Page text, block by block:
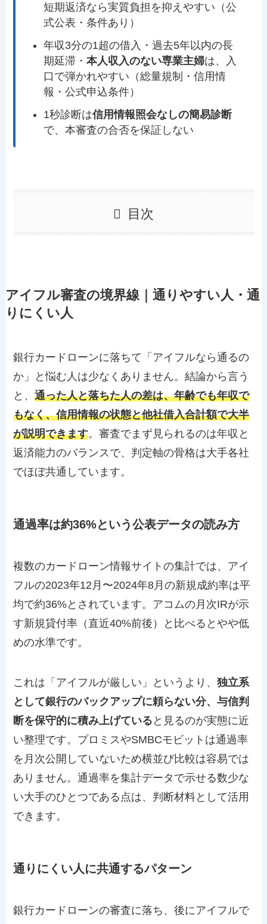
短期返済なら実質負担を抑えやすい（公
式公表・条件あり）
年収3分の1超の借入・過去5年以内の長
期延滞・本人収入のない専業主婦は、入
口で弾かれやすい（総量規制・信用情
報・公式申込条件）
1秒診断は信用情報照会なしの簡易診断
で、本審査の合否を保証しない
目次
アイフル審査の境界線｜通りやすい人・通
りにくい人
銀行カードローンに落ちて「アイフルなら通るの
か」と悩む人は少なくありません。結論から言う
と、通った人と落ちた人の差は、年齢でも年収で
もなく、信用情報の状態と他社借入合計額で大半
が説明できます。審査でまず見られるのは年収と
返済能力のバランスで、判定軸の骨格は大手各社
でほぼ共通しています。
通過率は約36%という公表データの読み方
複数のカードローン情報サイトの集計では、アイ
フルの2023年12月〜2024年8月の新規成約率は平
均で約36%とされています。アコムの月次IRが示
す新規貸付率（直近40%前後）と比べるとやや低
めの水準です。
これは「アイフルが厳しい」というより、独立系
として銀行のバックアップに頼らない分、与信判
断を保守的に積み上げている と見るのが実態に近
い整理です。プロミスやSMBCモビットは通過率
を月次公開していないため横並び比較は容易では
ありません。通過率を集計データで示せる数少な
い大手のひとつである点は、判断材料として活用
できます。
通りにくい人に共通するパターン
銀行カードローンの審査に落ち、後にアイフルで